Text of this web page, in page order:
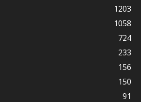
1203
1058
724
233
156
150
91